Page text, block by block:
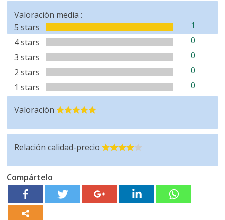
Valoración media :
5 stars
1
4 stars
0
3 stars
0
2 stars
0
1 stars
0
Valoración
Relación calidad-precio
Compártelo